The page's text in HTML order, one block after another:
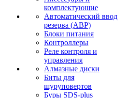
комплектующие
Автоматический ввод
резерва (АВР)
Блоки питания
Контроллеры
Реле контроля и
управления
Алмазные диски
Биты для
шуруповертов
Буры SDS-plus